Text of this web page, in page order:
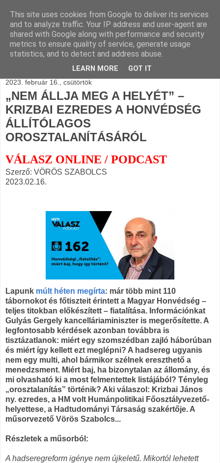
BLOGÁSZAT, napi
blogjava
2023. február 16., csütörtök
„NEM ÁLLJA MEG A HELYÉT” –
KRIZBAI EZREDES A HONVÉDSÉG
ÁLLÍTÓLAGOS
OROSZTALANÍTÁSÁRÓL
VÁLASZ ONLINE / PODCAST
Szerző: VÖRÖS SZABOLCS
2023.02.16.
Lapunk múlt héten megírta: már több mint 110
tábornokot és főtiszteit érintett a Magyar Honvédség –
teljes titokban előkészített – fiatalítása. Információnkat
Gulyás Gergely kancelláriaminiszter is megerősítette. A
legfontosabb kérdések azonban továbbra is
tisztázatlanok: miért egy szomszédban zajló háborúban
és miért így kellett ezt meglépni? A hadsereg ugyanis
nem egy multi, ahol bármikor szélnek ereszthető a
menedzsment. Miért baj, ha bizonytalan az állomány, és
mi olvasható ki a most felmentettek listájából? Tényleg
„orosztalanítás” történik? Aki válaszol: Krizbai János
ny. ezredes, a HM volt Humánpolitikai Főosztályvezető-
helyettese, a Hadtudományi Társaság szakértője. A
műsorvezető Vörös Szabolcs...
Részletek a műsorból:
A hadseregreform igénye nem újkeletű. Mikortól lehetett
This site uses cookies from Google to deliver its services
and to analyze traffic. Your IP address and user-agent are
shared with Google along with performance and security
metrics to ensure quality of service, generate usage
statistics, and to detect and address abuse.
LEARN MORE GOT IT